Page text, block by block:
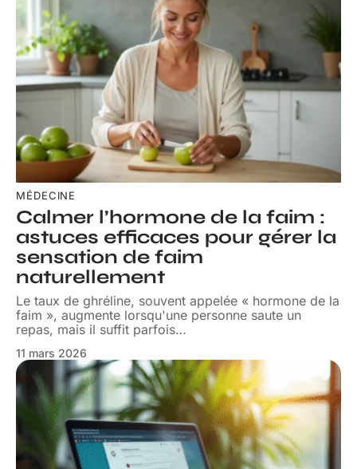
MÉDECINE
Calmer l’hormone de la faim :
astuces efficaces pour gérer la
sensation de faim
naturellement
Le taux de ghréline, souvent appelée « hormone de la
faim », augmente lorsqu'une personne saute un
repas, mais il suffit parfois…
11 mars 2026